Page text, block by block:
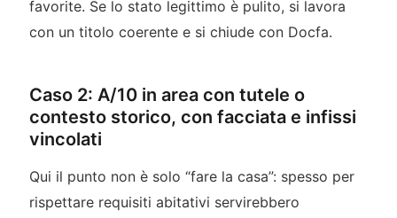
favorite. Se lo stato legittimo è pulito, si lavora
con un titolo coerente e si chiude con Docfa.
Caso 2: A/10 in area con tutele o
contesto storico, con facciata e infissi
vincolati
Qui il punto non è solo “fare la casa”: spesso per
rispettare requisiti abitativi servirebbero